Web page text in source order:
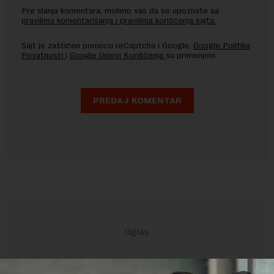
Pre slanja komentara, molimo vas da se upoznate sa
pravilima komentarisanja i pravilima korišćenja sajta.
Sajt je zaštićen pomocu reCaptcha i Google. Google Politika
Privatnosti i Google Uslovi Korišćenja su primenjeni.